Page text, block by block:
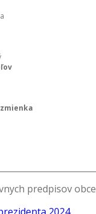
predpisov obce